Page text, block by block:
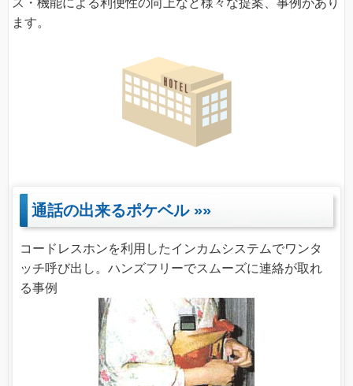
ス・機能による利便性の向上など様々な提案、事例があり
ます。
通話の出来るポケベル»»
コードレスホンを利用したインカムシステムでワンタ
ッチ呼び出し。ハンズフリーでスムーズに連絡が取れ
る事例